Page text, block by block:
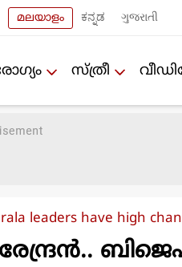
മലയാളം ಕನ್ನಡ ગુજરાતી
സ്ത്രീ
leaders have high